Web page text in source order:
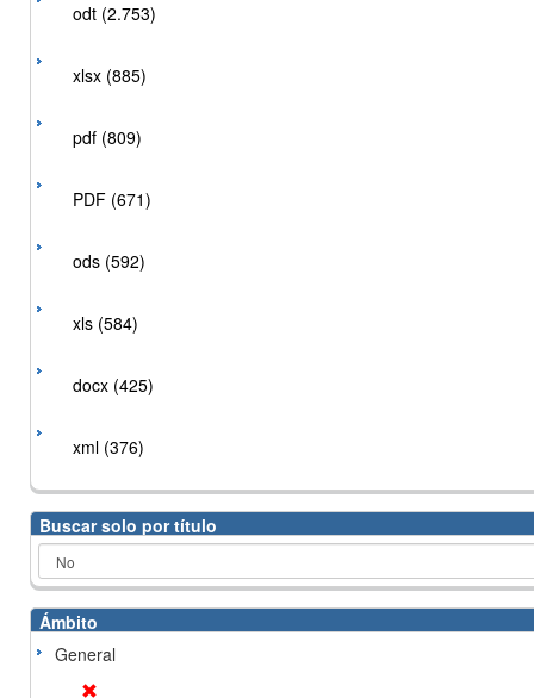
odt (2.753)
xlsx (885)
pdf (809)
PDF (671)
ods (592)
xls (584)
docx (425)
xml (376)
Buscar solo por título
Ámbito
General